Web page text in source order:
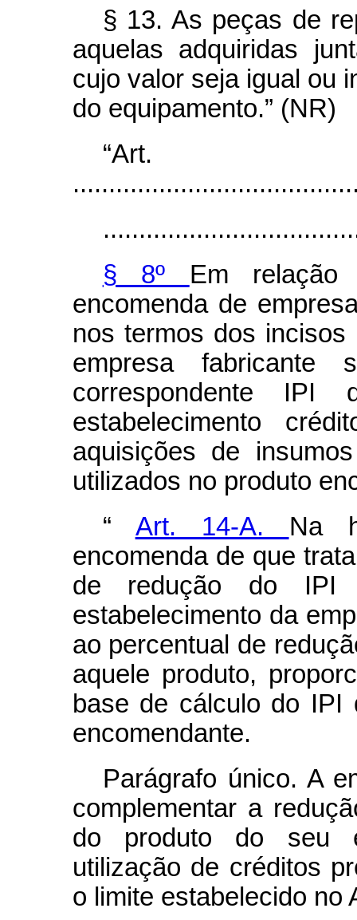
§ 13. As peças de
aquelas adquiridas
cujo valor seja igual ou
do equipamento.” (NR)
§ 8º Em
encomenda de
nos termos dos
empresa fabricante
correspondente
estabelecimento
aquisições de
utilizados no produto
“ Art. 14-A. Na
encomenda de que
de redução do
estabelecimento da
ao percentual de
aquele produto,
base de cálculo do
encomendante.
Parágrafo único. A
complementar a
do produto do seu
utilização de créditos
o limite estabelecido no